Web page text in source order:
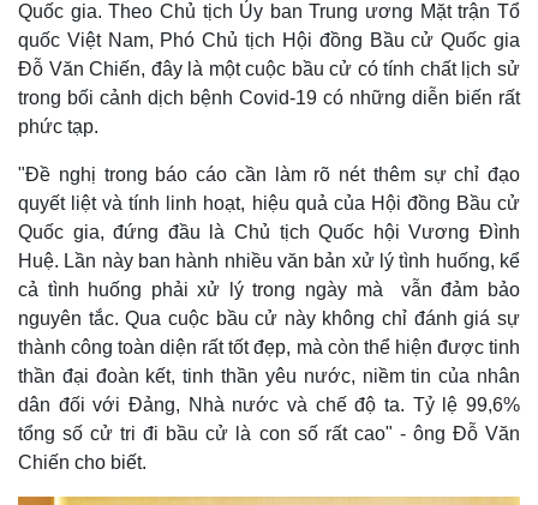
Quốc gia. Theo Chủ tịch Ủy ban Trung ương Mặt trận Tổ
quốc Việt Nam, Phó Chủ tịch Hội đồng Bầu cử Quốc gia
Đỗ Văn Chiến, đây là một cuộc bầu cử có tính chất lịch sử
trong bối cảnh dịch bệnh Covid-19 có những diễn biến rất
phức tạp.
"Đề nghị trong báo cáo cần làm rõ nét thêm sự chỉ đạo
quyết liệt và tính linh hoạt, hiệu quả của Hội đồng Bầu cử
Quốc gia, đứng đầu là Chủ tịch Quốc hội Vương Đình
Huệ. Lần này ban hành nhiều văn bản xử lý tình huống, kể
cả tình huống phải xử lý trong ngày mà vẫn đảm bảo
nguyên tắc. Qua cuộc bầu cử này không chỉ đánh giá sự
thành công toàn diện rất tốt đẹp, mà còn thể hiện được tinh
thần đại đoàn kết, tinh thần yêu nước, niềm tin của nhân
dân đối với Đảng, Nhà nước và chế độ ta. Tỷ lệ 99,6%
tổng số cử tri đi bầu cử là con số rất cao" - ông Đỗ Văn
Chiến cho biết.